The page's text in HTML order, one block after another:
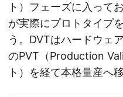
ト）フェーズに入って
が実際にプロトタイプ
う。DVTはハードウェ
のPVT（Production
ト）を経て本格量産へ